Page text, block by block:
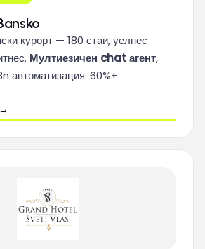
курорт — 180 стаи, уелнес
Мултиезичен chat агент,
автоматизация. 60%+